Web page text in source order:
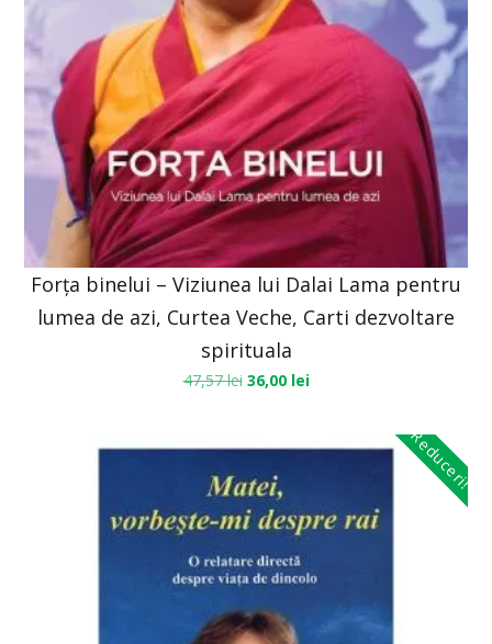
Forța binelui – Viziunea lui Dalai Lama pentru
lumea de azi, Curtea Veche, Carti dezvoltare
spirituala
47,57lei 36,00 lei
Reduceri!